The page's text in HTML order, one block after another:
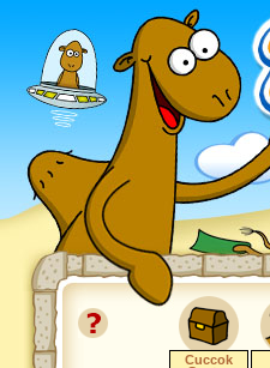
Cuccok